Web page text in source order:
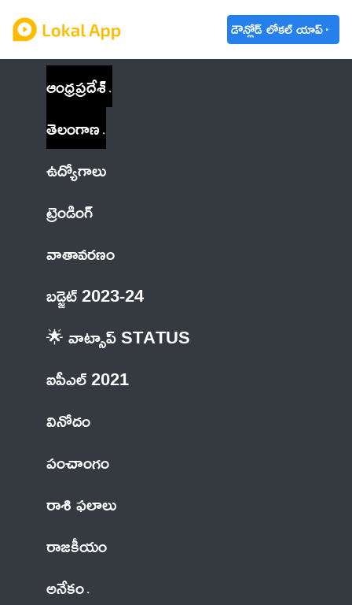
డౌన్లోడ్ లోకల్ యాప్
ఆంధ్రప్రదేశ్
తెలంగాణ
ఉద్యోగాలు
ట్రెండింగ్
వాతావరణం
బడ్జెట్ 2023-24
🌟 వాట్సాప్ STATUS
ఐపీఎల్ 2021
వినోదం
పంచాంగం
రాశి ఫలాలు
రాజకీయం
అనేకం